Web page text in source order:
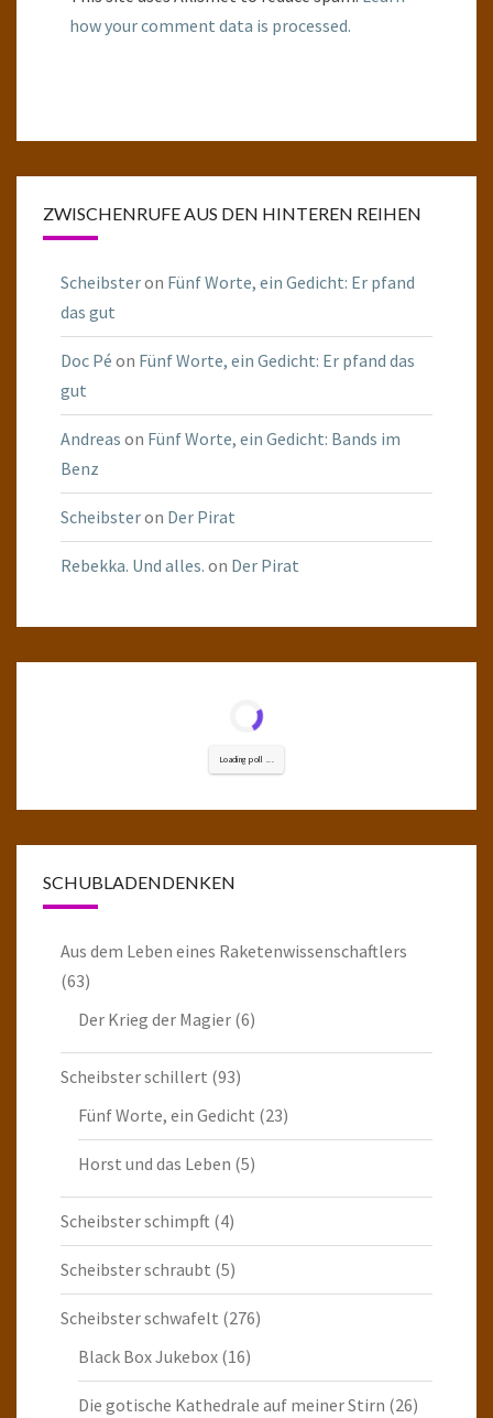
how your comment data is processed.
ZWISCHENRUFE AUS DEN HINTEREN REIHEN
Scheibsteron Fünf Worte, ein Gedicht: Er pfand
das gut
Doc Pé on Fünf Worte, ein Gedicht: Er pfand das
gut
Andreas on Fünf Worte, ein Gedicht: Bands im
Benz
Scheibsteron Der Pirat
Rebekka. Und alles. on Der Pirat
Loading poll ...
SCHUBLADENDENKEN
Aus dem Leben eines Raketenwissenschaftlers
(63)
Der Krieg der Magier (6)
Scheibster schillert (93)
Fünf Worte, ein Gedicht (23)
Horst und das Leben (5)
Scheibster schimpft (4)
Scheibster schraubt (5)
Scheibster schwafelt (276)
Black Box Jukebox (16)
Die gotische Kathedrale auf meiner Stirn (26)